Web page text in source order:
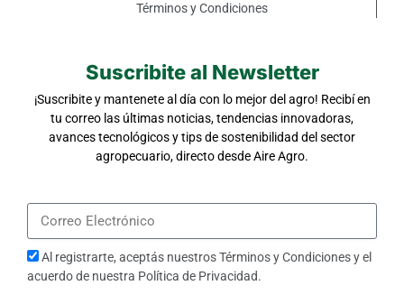
Términos y Condiciones
Suscribite al Newsletter
¡Suscribite y mantenete al día con lo mejor del agro! Recibí en
tu correo las últimas noticias, tendencias innovadoras,
avances tecnológicos y tips de sostenibilidad del sector
agropecuario, directo desde Aire Agro.
Al registrarte, aceptás nuestrosTérminos y Condicionesy el
acuerdo de nuestra Política de Privacidad.